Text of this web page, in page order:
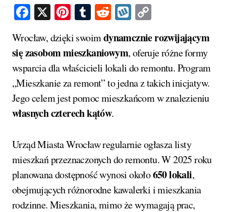
Facebook
X Pinterest
Tumblr
RedditWykop
Wrocław, dzięki swoimdynamcznie rozwijającym
się zasobom mieszkaniowym, oferuje różne formy
wsparcia dla właścicieli lokali do remontu. Program
„Mieszkanie za remont” to jedna z takich inicjatyw.
Jego celem jest pomoc mieszkańcom w znalezieniu
własnych czterech kątów.
Urząd Miasta Wrocław regularnie ogłasza listy
mieszkań przeznaczonych do remontu. W 2025 roku
planowana dostępność wynosi około650 lokali,
obejmujących różnorodne kawalerki i mieszkania
rodzinne. Mieszkania, mimo że wymagają prac,